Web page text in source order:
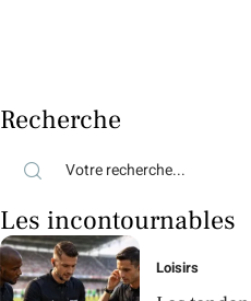
Recherche
Les incontournables
Loisirs